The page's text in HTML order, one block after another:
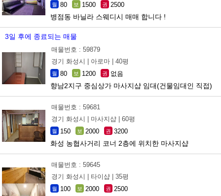
월 80 보 1500 권 2500
병점동 바닐라 스웨디시 매매 합니다 !
3일 후에 종료되는 매물
매물번호 : 59879
경기 화성시 |
아로마 | 40평
월 80 보 1200 권 없음
향남2지구 중심상가 마사지샵 임대(건물임대인 직접)
매물번호 : 59681
경기 화성시 |
마사지샵 | 60평
월 150 보 2000 권 3200
화성 농협사거리 코너 2층에 위치한 마사지샵
매물번호 : 59645
경기 화성시 |
타이샵 | 35평
월 100 보 2000 권 2500